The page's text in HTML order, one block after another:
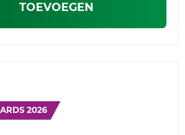
TOEVOEGEN
2026